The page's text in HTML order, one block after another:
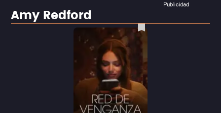
Publicidad
Amy Redford